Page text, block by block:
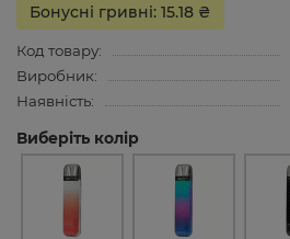
Бонусні гривні: 15.18 ₴
Код товару:
Виробник:
Наявність:
Виберіть колір